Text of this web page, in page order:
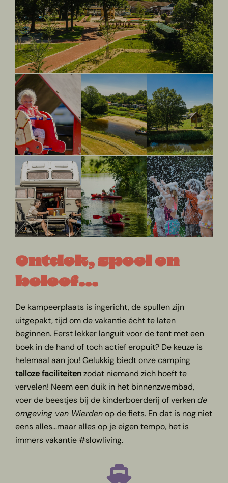
Ontdek, speel en
beleef...
De kampeerplaats is ingericht, de spullen zijn
uitgepakt, tijd om de vakantie écht te laten
beginnen. Eerst lekker languit voor de tent met een
boek in de hand of toch actief eropuit? De keuze is
helemaal aan jou! Gelukkig biedt onze camping
talloze faciliteitenzodat niemand zich hoeft te
vervelen! Neem een duik in het binnenzwembad,
voer de beestjes bij de kinderboerderij of verkende
omgeving van Wierdenop de fiets. En dat is nog niet
eens alles...maar alles op je eigen tempo, het is
immers vakantie #slowliving.